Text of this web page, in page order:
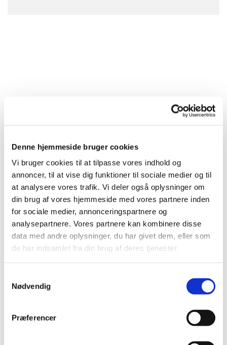
Denne hjemmeside bruger cookies
Vi bruger cookies til at tilpasse vores indhold og
annoncer, til at vise dig funktioner til sociale medier og til
at analysere vores trafik. Vi deler også oplysninger om
din brug af vores hjemmeside med vores partnere inden
for sociale medier, annonceringspartnere og
analysepartnere. Vores partnere kan kombinere disse
data med andre oplysninger, du har givet dem, eller som
de har indsamlet fra din brug af deres tjenester.
Nødvendig
Præferencer
Du vil måske også kunne
lide...